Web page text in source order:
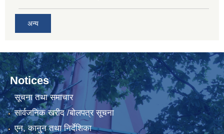
अन्य
Notices
सूचना तथा समाचार
सार्वजनिक खरीद /बोलपत्र सूचना
एन, कानुन तथा निर्देशिका